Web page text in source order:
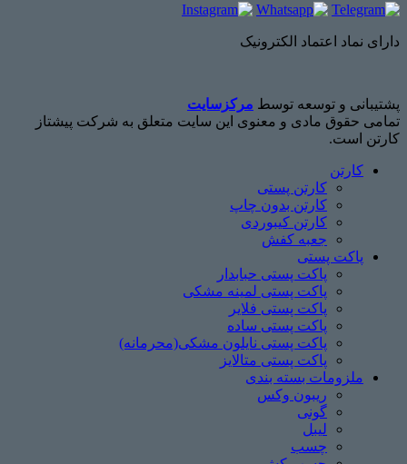
دارای نماد اعتماد الکترونیک
پشتیبانی و توسعه توسط مرکزسایت
تمامی حقوق مادی و معنوی این سایت متعلق به شرکت پیشتاز
کارتن است.
کارتن
کارتن پستی
کارتن بدون چاپ
کارتن کیبوردی
جعبه کفش
پاکت پستی
پاکت پستی حبابدار
پاکت پستی لمینه مشکی
پاکت پستی فلایر
پاکت پستی ساده
پاکت پستی نایلون مشکی(محرمانه)
پاکت پستی متالایز
ملزومات بسته بندی
ریبون وکس
گونی
لیبل
چسب